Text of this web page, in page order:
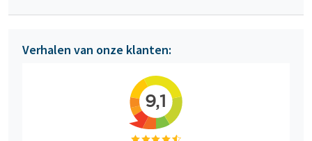
Verhalen van onze klanten: